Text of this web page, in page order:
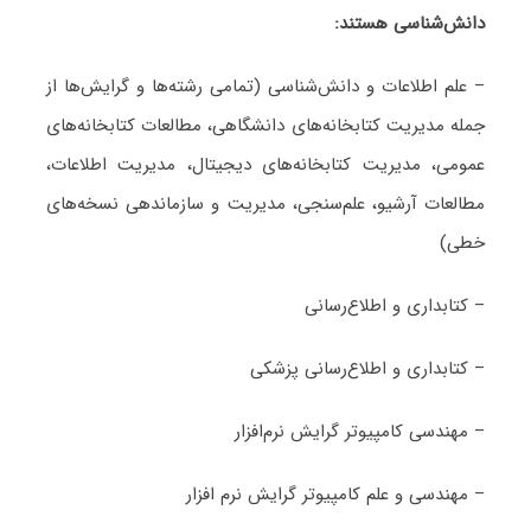
دانش‌شناسی هستند:
– علم اطلاعات و دانش‌شناسی (تمامی رشته‌ها و گرایش‌ها از
جمله مدیریت کتابخانه‌های دانشگاهی، مطالعات کتابخانه‌های
عمومی، مدیریت کتابخانه‌های دیجیتال، مدیریت اطلاعات،
مطالعات آرشیو، علم‌سنجی، مدیریت و سازماندهی نسخه‌های
خطی)
– کتابداری و اطلاع‌رسانی
– کتابداری و اطلاع‌رسانی پزشکی
– مهندسی کامپیوتر گرایش نرم‌افزار
– مهندسی و علم کامپیوتر گرایش نرم افزار